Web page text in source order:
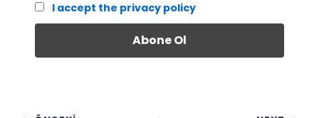
I accept the privacy policy